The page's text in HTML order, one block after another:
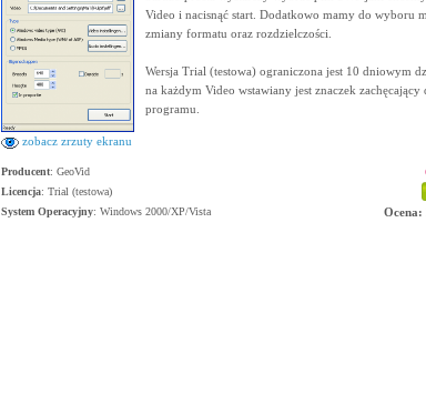
zobacz zrzuty ekranu
Video i nacisnąć start. Dodatkowo mamy do wyboru
zmiany formatu oraz rozdzielczości.
Wersja Trial (testowa) ograniczona jest 10 dniowym
na każdym Video wstawiany jest znaczek zachęcający
programu.
Producent: GeoVid
Licencja: Trial (testowa)
System Operacyjny: Windows 2000/XP/Vista
Ocena: